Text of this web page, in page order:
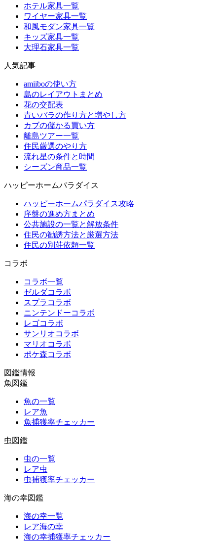
ホテル家具一覧
ワイヤー家具一覧
和風モダン家具一覧
キッズ家具一覧
大理石家具一覧
人気記事
amiiboの使い方
島のレイアウトまとめ
花の交配表
青いバラの作り方と増やし方
カブの儲かる買い方
離島ツアー一覧
住民厳選のやり方
流れ星の条件と時間
シーズン商品一覧
ハッピーホームパラダイス
ハッピーホームパラダイス攻略
序盤の進め方まとめ
公共施設の一覧と解放条件
住民の勧誘方法と厳選方法
住民の別荘依頼一覧
コラボ
コラボ一覧
ゼルダコラボ
スプラコラボ
ニンテンドーコラボ
レゴコラボ
サンリオコラボ
マリオコラボ
ポケ森コラボ
図鑑情報
魚図鑑
魚の一覧
レア魚
魚捕獲率チェッカー
虫図鑑
虫の一覧
レア虫
虫捕獲率チェッカー
海の幸図鑑
海の幸一覧
レア海の幸
海の幸捕獲率チェッカー